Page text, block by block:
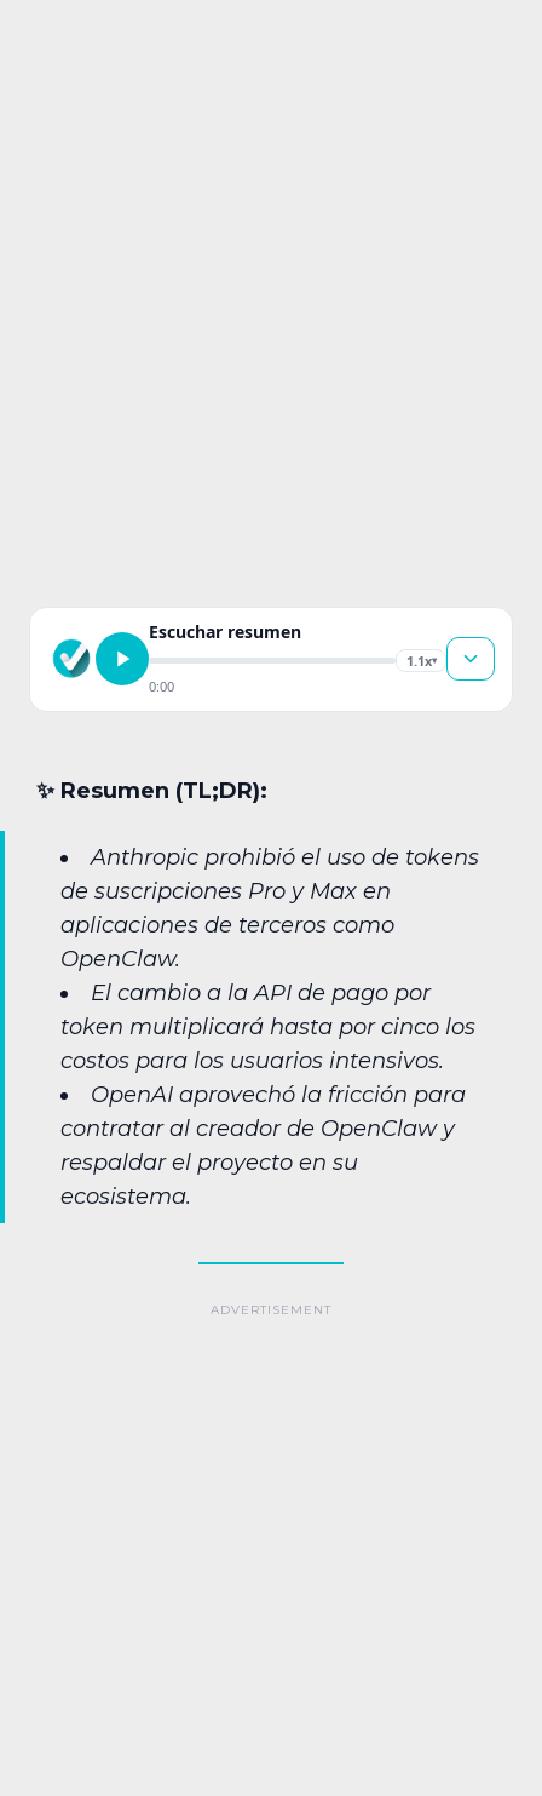
Escuchar resumen
1.1x▾
0:00
✨︎ Resumen (TL;DR):
Anthropic prohibió el uso de tokens
de suscripciones Pro y Max en
aplicaciones de terceros como
OpenClaw.
El cambio a la API de pago por
token multiplicará hasta por cinco los
costos para los usuarios intensivos.
OpenAI aprovechó la fricción para
contratar al creador de OpenClaw y
respaldar el proyecto en su
ecosistema.